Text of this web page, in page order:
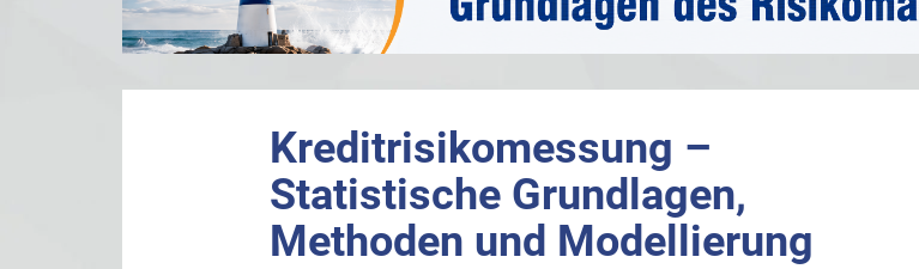
Kreditrisikomessung –
Statistische Grundlagen,
Methoden und Modellierung